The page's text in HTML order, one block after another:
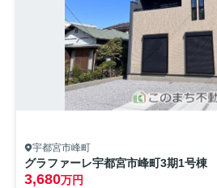
宇都宮市峰町
グラファーレ宇都宮市峰町3期1号棟
3,680万円